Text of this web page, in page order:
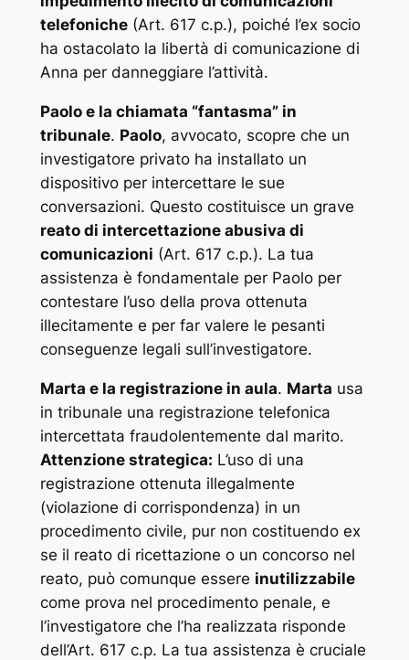
telefoniche(Art. 617 c.p.), poiché l’ex socio
ha ostacolato la libertà di comunicazione di
Anna per danneggiare l’attività.
Paolo e la chiamata “fantasma” in
tribunale. Paolo, avvocato, scopre che un
investigatore privato ha installato un
dispositivo per intercettare le sue
conversazioni. Questo costituisce un grave
reato di intercettazione abusiva di
comunicazioni (Art. 617 c.p.). La tua
assistenza è fondamentale per Paolo per
contestare l’uso della prova ottenuta
illecitamente e per far valere le pesanti
conseguenze legali sull’investigatore.
Marta e la registrazione in aula. Marta usa
in tribunale una registrazione telefonica
intercettata fraudolentemente dal marito.
Attenzione strategica: L’uso di una
registrazione ottenuta illegalmente
(violazione di corrispondenza) in un
procedimento civile, pur non costituendo ex
se il reato di ricettazione o un concorso nel
reato, può comunque essere inutilizzabile
come prova nel procedimento penale, e
l’investigatore che l’ha realizzata risponde
dell’Art. 617 c.p. La tua assistenza è cruciale